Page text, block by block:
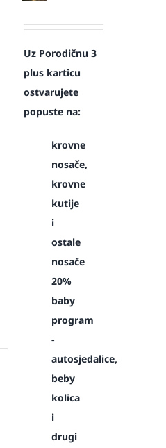
Uz Porodičnu 3
plus karticu
ostvarujete
popuste na:
krovne
nosače,
krovne
kutije
i
ostale
nosače
20%
baby
program
-
autosjedalice,
beby
kolica
i
drugi